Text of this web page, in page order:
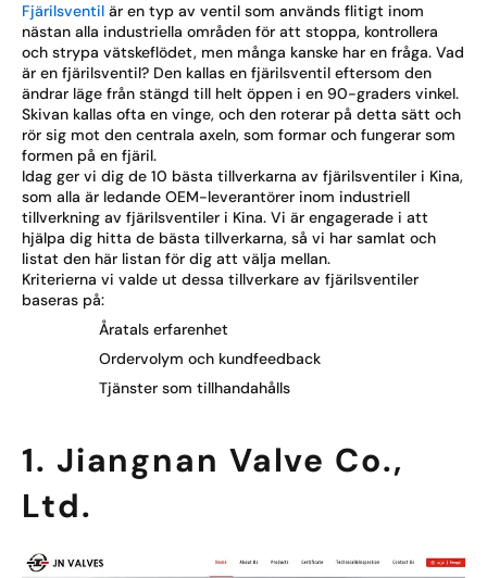
Fjärilsventil är en typ av ventil som används flitigt inom
nästan alla industriella områden för att stoppa, kontrollera
och strypa vätskeflödet, men många kanske har en fråga. Vad
är en fjärilsventil? Den kallas en fjärilsventil eftersom den
ändrar läge från stängd till helt öppen i en 90-graders vinkel.
Skivan kallas ofta en vinge, och den roterar på detta sätt och
rör sig mot den centrala axeln, som formar och fungerar som
formen på en fjäril.
Idag ger vi dig de 10 bästa tillverkarna av fjärilsventiler i Kina,
som alla är ledande OEM-leverantörer inom industriell
tillverkning av fjärilsventiler i Kina. Vi är engagerade i att
hjälpa dig hitta de bästa tillverkarna, så vi har samlat och
listat den här listan för dig att välja mellan.
Kriterierna vi valde ut dessa tillverkare av fjärilsventiler
baseras på:
Åratals erfarenhet
Ordervolym och kundfeedback
Tjänster som tillhandahålls
1. Jiangnan Valve Co.,
Ltd.